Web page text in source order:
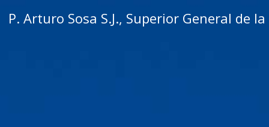
P. Arturo Sosa S.J., Superior General de